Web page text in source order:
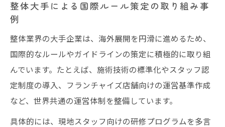
整体大手による国際ルール策定の取り組み事
例
整体業界の大手企業は、海外展開を円滑に進めるため、
国際的なルールやガイドラインの策定に積極的に取り組
んでいます。たとえば、施術技術の標準化やスタッフ認
定制度の導入、フランチャイズ店舗向けの運営基準作成
など、世界共通の運営体制を整備しています。
具体的には、現地スタッフ向けの研修プログラムを多言